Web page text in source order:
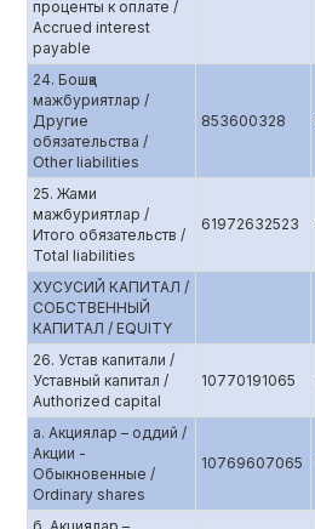
проценты к оплате /
Accrued interest
payable
24. Бошқа
мажбуриятлар /
Другие
обязательства /
Other liabilities
853600328
25. Жами
мажбуриятлар /
Итого обязательств /
Total liabilities
61972632523
ХУСУСИЙ КАПИТАЛ /
СОБСТВЕННЫЙ
КАПИТАЛ / EQUITY
26. Устав капитали /
Уставный капитал /
Authorized capital
10770191065
а. Aкциялар – оддий /
Акции -
Обыкновенные /
Ordinary shares
10769607065